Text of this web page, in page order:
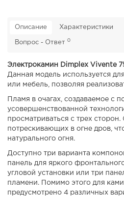
Описание Характеристики
Вопрос - Ответ 0
Электрокамин Dimplex Vivente
Данная модель используется
или мебель, позволяя
Пламя в очагах, создаваемое с
усовершенствованной
просматриваться с трех
потрескивающих в огне дров,
натурального огня.
Доступно три варианта
панель для яркого
угловой установки или три
пламени. Помимо этого для
предусмотрено 4 различных